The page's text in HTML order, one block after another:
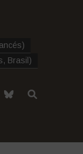
)
Brasil )